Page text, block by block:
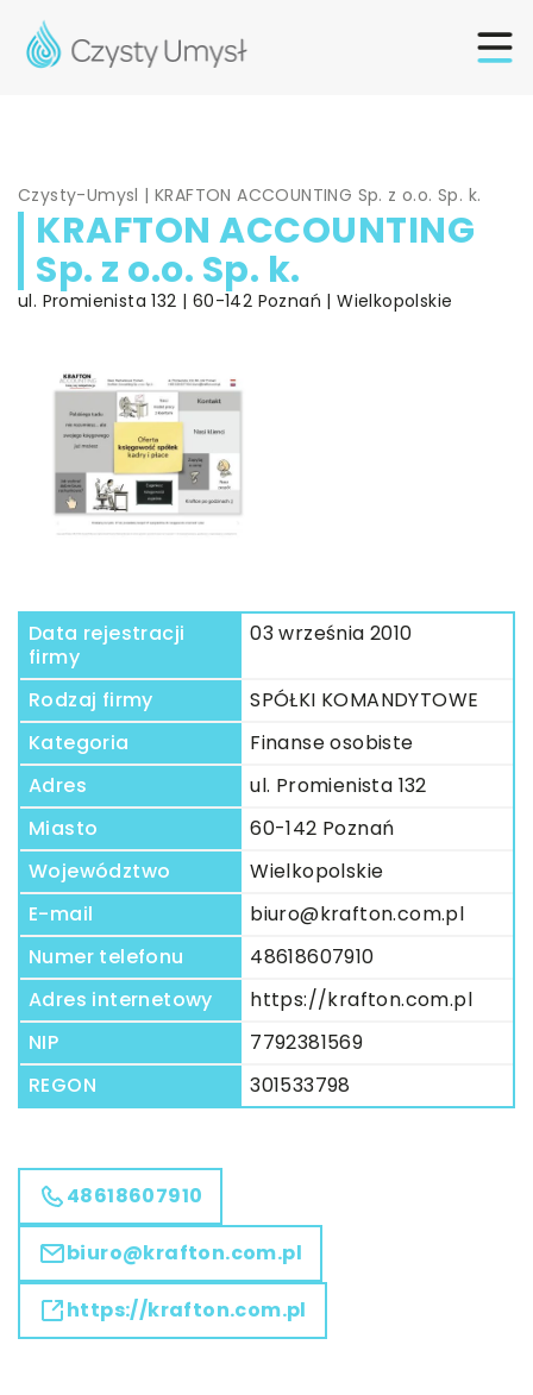
Czysty-Umysl |KRAFTON ACCOUNTING Sp. z o.o. Sp. k.
KRAFTON ACCOUNTING
Sp. z o.o. Sp. k.
ul. Promienista 132 | 60-142 Poznań | Wielkopolskie
Data rejestracji
firmy
03 września 2010
Rodzaj firmy
SPÓŁKI KOMANDYTOWE
Kategoria
Finanse osobiste
Adres
ul. Promienista 132
Miasto
60-142 Poznań
Województwo
Wielkopolskie
E-mail
biuro@krafton.com.pl
Numer telefonu
48618607910
Adres internetowy
https://krafton.com.pl
NIP
7792381569
REGON
301533798
48618607910
biuro@krafton.com.pl
https://krafton.com.pl